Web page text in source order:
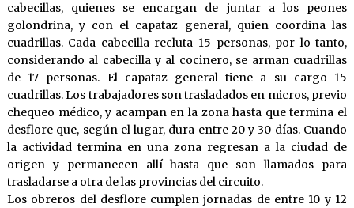
cabecillas, quienes se encargan de juntar a los peones
golondrina, y con el capataz general, quien coordina las
cuadrillas. Cada cabecilla recluta 15 personas, por lo tanto,
considerando al cabecilla y al cocinero, se arman cuadrillas
de 17 personas. El capataz general tiene a su cargo 15
cuadrillas. Los trabajadores son trasladados en micros, previo
chequeo médico, y acampan en la zona hasta que termina el
desflore que, según el lugar, dura entre 20 y 30 días. Cuando
la actividad termina en una zona regresan a la ciudad de
origen y permanecen allí hasta que son llamados para
trasladarse a otra de las provincias del circuito.
Los obreros del desflore cumplen jornadas de entre 10 y 12